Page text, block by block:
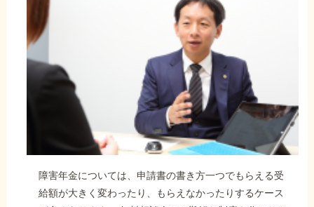
障害年金については、申請書の書き方一つでもらえる受
給額が大きく変わったり、もらえなかったりするケース